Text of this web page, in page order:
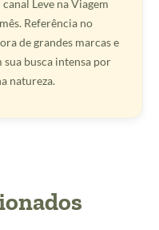
Leve na Viagem
Referência no
de grandes marcas e
busca intensa por
natureza.